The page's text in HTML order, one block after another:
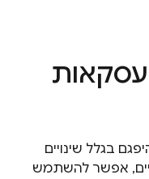
בגלל שינויים
אפשר להשתמש